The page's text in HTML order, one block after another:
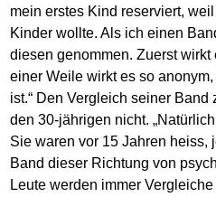
mein erstes Kind reserviert,
Kinder wollte. Als ich einen
diesen genommen. Zuerst
einer Weile wirkt es so
ist.“ Den Vergleich seiner Band
den 30-jährigen nicht.
Sie waren vor 15 Jahren heiss,
Band dieser Richtung von
Leute werden immer